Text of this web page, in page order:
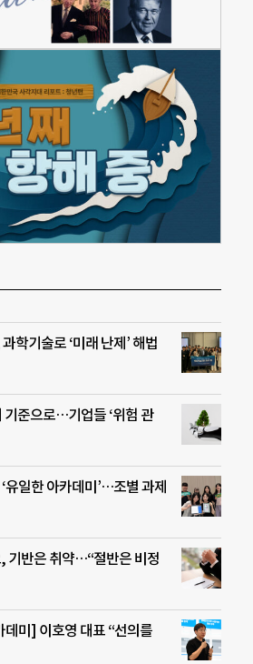
학기술로 ‘미래 난제’ 해법
준으로…기업들 ‘위험 관
유일한 아카데미’…조별 과제
기반은 취약…“절반은 비정
미] 이호영 대표 “선의를